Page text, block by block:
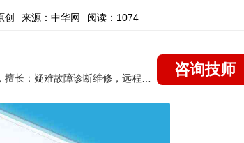
创 来源：中华网 阅读：1074
咨询技师